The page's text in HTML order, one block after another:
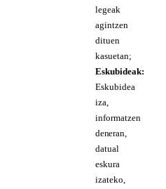
legeak
agintzen
dituen
kasuetan;
Eskubideak:
Eskubidea
iza,
informatzen
den eran,
datual
eskura
izateko,